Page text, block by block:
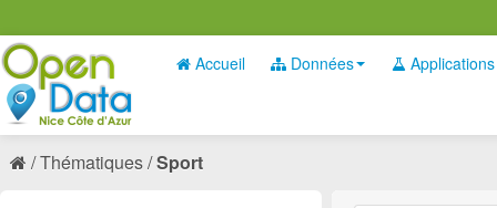
Accueil Données Applications
Thématiques Sport